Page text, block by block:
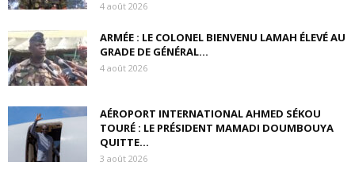
4 août 2026
ARMÉE : LE COLONEL BIENVENU LAMAH ÉLEVÉ AU
GRADE DE GÉNÉRAL...
4 août 2026
AÉROPORT INTERNATIONAL AHMED SÉKOU
TOURÉ : LE PRÉSIDENT MAMADI DOUMBOUYA
QUITTE...
3 août 2026